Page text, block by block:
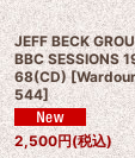
JEFF BECK
BBC SESSIONS
68(CD) [
544]
2,500円(税込)